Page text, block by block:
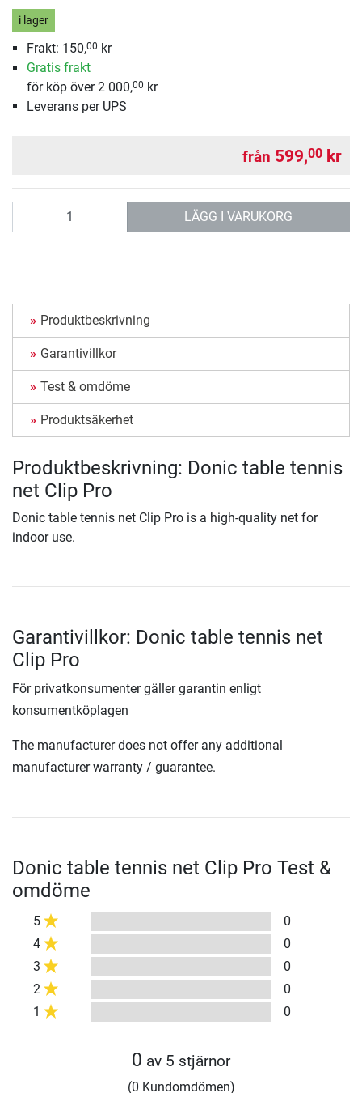
i lager
Frakt: 150,00 kr
Gratis frakt
för köp över 2 000,00 kr
Leverans per UPS
från 599,00 kr
LÄGG I VARUKORG
Produktbeskrivning
Garantivillkor
Test & omdöme
Produktsäkerhet
Produktbeskrivning: Donic table tennis
net Clip Pro
Donic table tennis net Clip Pro is a high-quality net for
indoor use.
Garantivillkor: Donic table tennis net
Clip Pro
För privatkonsumenter gäller garantin enligt
konsumentköplagen
The manufacturer does not offer any additional
manufacturer warranty / guarantee.
Donic table tennis net Clip Pro Test &
omdöme
5
0
4
0
3
0
2
0
1
0
0 av 5 stjärnor
(0 Kundomdömen)